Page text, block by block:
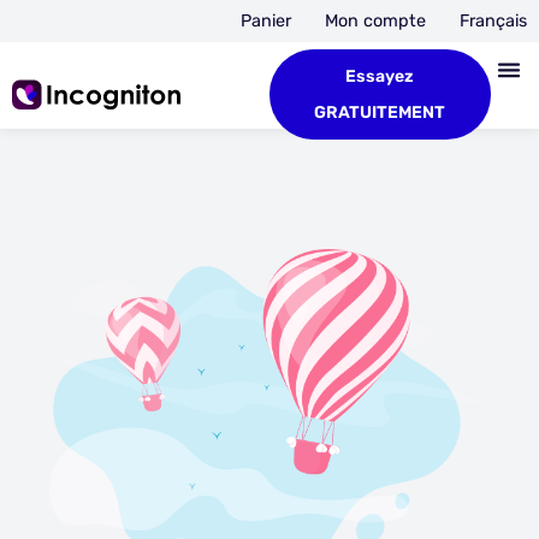
Panier Mon compte Français
Essayez
GRATUITEMENT